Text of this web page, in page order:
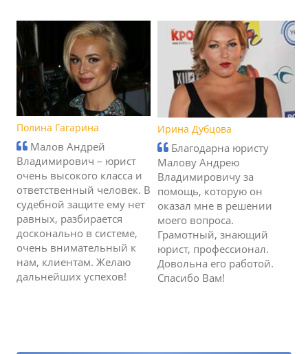
Полина Гагарина
Малов Андрей
Владимирович – юрист
очень высокого класса и
ответственный человек. В
судебной защите ему нет
равных, разбирается
досконально в системе,
очень внимательный к
нам, клиентам. Желаю
дальнейших успехов!
Ирина Дубцова
Благодарна юристу
Малову Андрею
Владимировичу за
помощь, которую он
оказал мне в решении
моего вопроса.
Грамотный, знающий
юрист, профессионал.
Довольна его работой.
Спасибо Вам!